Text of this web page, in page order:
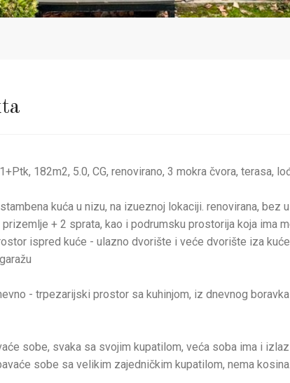
182m2, 5.0, CG, renovirano, 3 mokra čvora, terasa,
kuća u nizu, na izueznoj lokaciji. renovirana, bez
+ 2 sprata, kao i podrumsku prostorija koja ima
ispred kuće - ulazno dvorište i veće dvorište iza
- trpezarijski prostor sa kuhinjom, iz dnevnog
sobe, svaka sa svojim kupatilom, veća soba ima i izlaz
sobe sa velikim zajedničkim kupatilom, nema kosina.